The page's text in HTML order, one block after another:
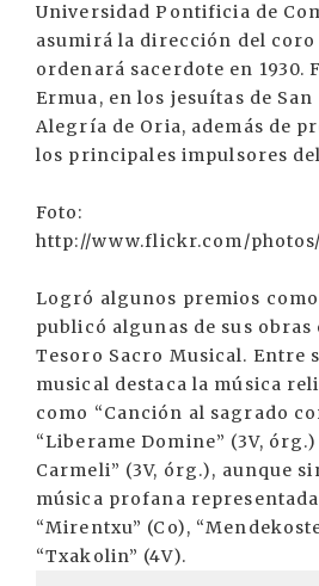
Universidad Pontificia de
asumirá la dirección del
ordenará sacerdote en 1930.
Ermua, en los jesuítas de
Alegría de Oria, además de
los principales impulsores
Foto:
http://www.flickr.com/
Logró algunos premios
publicó algunas de sus obras
Tesoro Sacro Musical. Entre
musical destaca la música
como “Canción al sagrado
“Liberame Domine” (3V,
Carmeli” (3V, órg.), aunque
música profana
“Mirentxu” (Co),
“Txakolin” (4V).